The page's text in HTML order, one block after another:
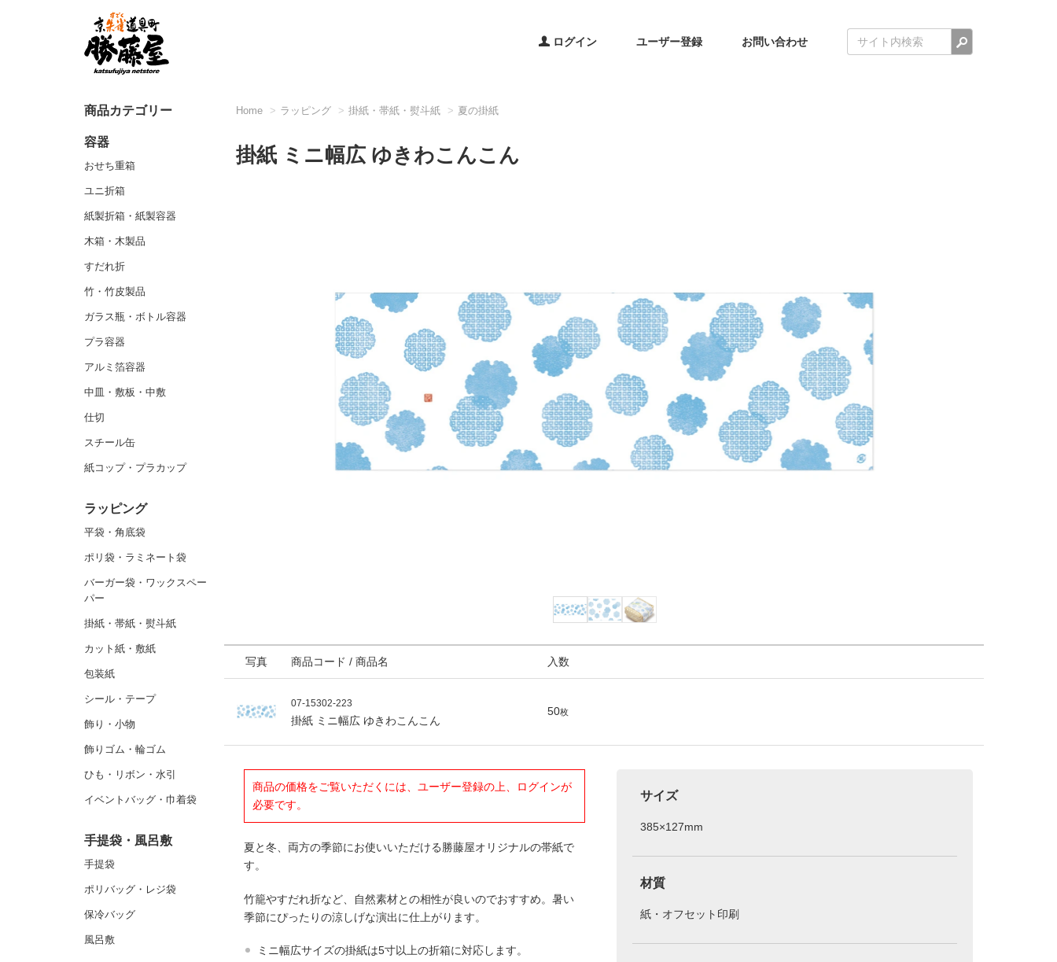
ログイン ユーザー登録 お問い合わせ 検索
商品カテゴリー
容器
おせち重箱
ユニ折箱
紙製折箱・紙製容器
木箱・木製品
すだれ折
竹・竹皮製品
ガラス瓶・ボトル容器
プラ容器
アルミ箔容器
中皿・敷板・中敷
仕切
スチール缶
紙コップ・プラカップ
ラッピング
平袋・角底袋
ポリ袋・ラミネート袋
バーガー袋・ワックスペー
パー
掛紙・帯紙・熨斗紙
カット紙・敷紙
包装紙
シール・テープ
飾り・小物
飾りゴム・輪ゴム
ひも・リボン・水引
イベントバッグ・巾着袋
手提袋・風呂敷
手提袋
ポリバッグ・レジ袋
保冷バッグ
風呂敷
Home ラッピング 掛紙・帯紙・熨斗紙 夏の掛紙
掛紙 ミニ幅広 ゆきわこんこん
写真 商品コード / 商品名 入数
07-15302-223
掛紙 ミニ幅広 ゆきわこんこん
50枚
商品の価格をご覧いただくには、ユーザー登録の上、ログインが
必要です。
夏と冬、両方の季節にお使いいただける勝藤屋オリジナルの帯紙で
す。
竹籠やすだれ折など、自然素材との相性が良いのでおすすめ。暑い
季節にぴったりの涼しげな演出に仕上がります。
ミニ幅広サイズの掛紙は5寸以上の折箱に対応します。
サイズ
385×127mm
材質
紙・オフセット印刷